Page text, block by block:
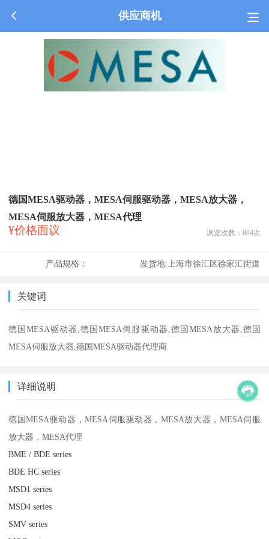
供应商机
德国MESA驱动器，MESA伺服驱动器，MESA放大器，
MESA伺服放大器，MESA代理
¥价格面议 浏览次数： 804次
产品规格： 发货地:上海市徐汇区徐家汇街道
关键词
德国MESA驱动器,德国MESA伺服驱动器,德国MESA放大器,德国
MESA伺服放大器,德国MESA驱动器代理商
详细说明
德国MESA驱动器，MESA伺服驱动器，MESA放大器，MESA伺服
放大器，MESA代理
BME / BDE series
BDE HC series
MSD1 series
MSD4 series
SMV series